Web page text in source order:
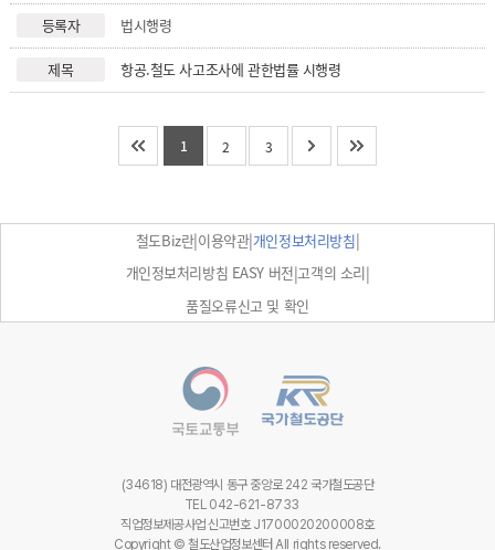
법시행령
항공.철도 사고조사에 관한법률 시행령
1 2 3
철도Biz란|이용약관|개인정보처리방침|
개인정보처리방침 EASY 버전|고객의 소리|
품질오류신고 및 확인
(34618) 대전광역시 동구 중앙로 242 국가철도공단
TEL 042-621-8733
직업정보제공사업 신고번호 J1700020200008호
Copyright © 철도산업정보센터 All rights reserved.